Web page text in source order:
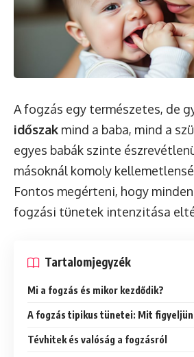
A fogzás egy természetes, de
időszak mind a baba, mind a
egyes babák szinte
másoknál komoly
Fontos megérteni, hogy minden
fogzási tünetek intenzitása
Tartalomjegyzék
Mi a fogzás és mikor kezdődik?
A fogzás tipikus tünetei: Mit
Tévhitek és valóság a fogzásról